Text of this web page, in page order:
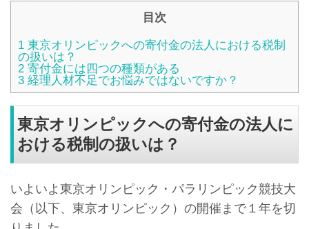
目次
1東京オリンピックへの寄付金の法人における税制
の扱いは？
2寄付金には四つの種類がある
3経理人材不足でお悩みではないですか？
東京オリンピックへの寄付金の法人に
おける税制の扱いは？
いよいよ東京オリンピック・パラリンピック競技大
会（以下、東京オリンピック）の開催まで１年を切